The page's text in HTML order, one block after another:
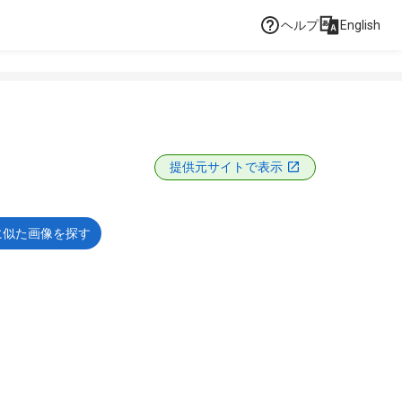
ヘルプ English
提供元サイトで表示
た画像を探す